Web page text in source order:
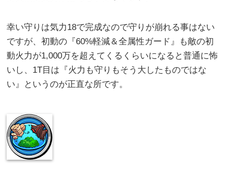
幸い守りは気力18で完成なので守りが崩れる事はない
ですが、初動の『60%軽減＆全属性ガード』も敵の初
動火力が1,000万を超えてくるくらいになると普通に怖
いし、1T目は『火力も守りもそう大したものではな
い』というのが正直な所です。